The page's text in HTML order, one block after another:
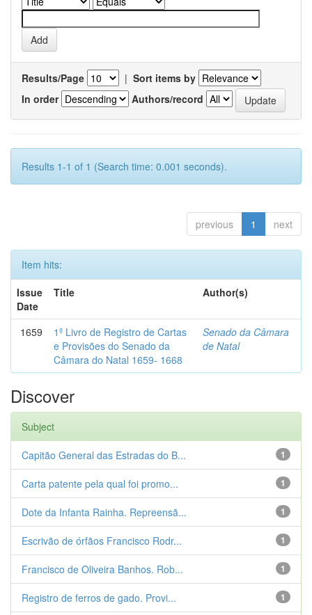
Results/Page | Sort items by
In order
Authors/record
Results 1-1 of 1 (Search time: 0.001 seconds).
previous 1 next
Item hits:
Issue
Date
Title Author(s)
1659
1º Livro de Registro de Cartas
e Provisões do Senado da
Câmara do Natal 1659- 1668
Senado da Câmara
de Natal
Discover
Subject
1
Capitão General das Estradas do B...
1
Carta patente pela qual foi promo...
1
Dote da Infanta Rainha. Repreensã...
1
Escrivão de órfãos Francisco Rodr...
1
Francisco de Oliveira Banhos. Rob...
1
Registro de ferros de gado. Provi...